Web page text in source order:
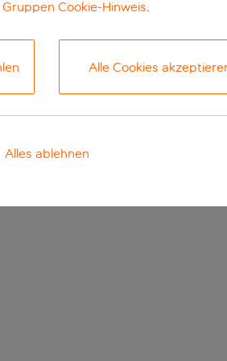
Gruppen Cookie-Hinweis.
Alle Cookies
Alles ablehnen